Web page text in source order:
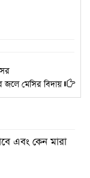
জলে মেসির বিদায়
এবং কেন মারা